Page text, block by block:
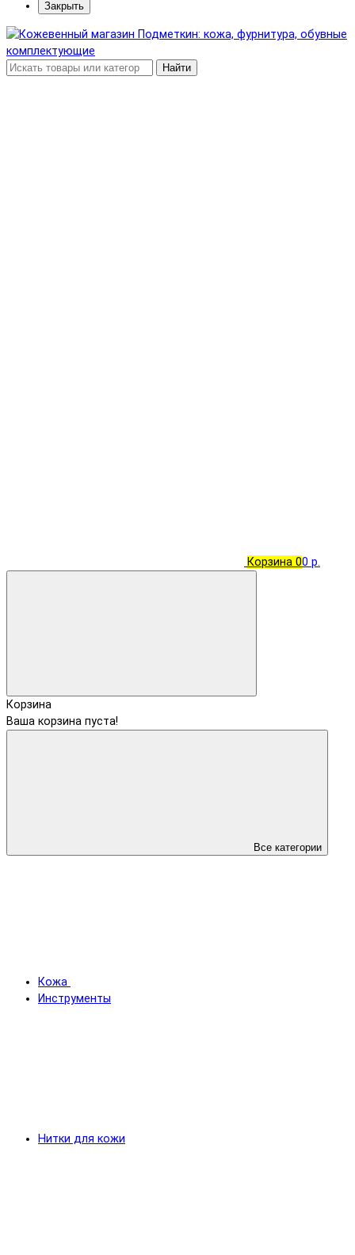
Закрыть
Найти
Корзина 00 р.
Корзина
Ваша корзина пуста!
Все категории
Кожа
Инструменты
Нитки для кожи